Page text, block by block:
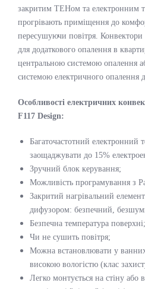
закритим ТЕНом та електронним
прогрівають приміщення до
пересушуючи повітря.
для додаткового опалення в
центральною системою опалення
системою електричного опалення
Особливості електричних
F117 Design:
Багаточастотний електронний
заощаджувати до 15%
Зручний блок керування;
Можливість програмування з
Закритий нагрівальний
дифузором: безпечний,
Безпечна температура поверхні;
Чи не сушить повітря;
Можна встановлювати у
високою вологістю (клас
Легко монтується на стіну або